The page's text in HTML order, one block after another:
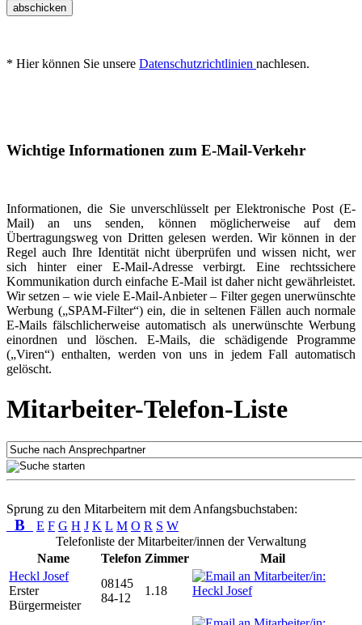
abschicken
* Hier können Sie unsere Datenschutzrichtlinien nachlesen.
Wichtige Informationen zum E-Mail-Verkehr
Informationen, die Sie unverschlüsselt per Elektronische Post (E-
Mail) an uns senden, können möglicherweise auf dem
Übertragungsweg von Dritten gelesen werden. Wir können in der
Regel auch Ihre Identität nicht überprüfen und wissen nicht, wer
sich hinter einer E-Mail-Adresse verbirgt. Eine rechtssichere
Kommunikation durch einfache E-Mail ist daher nicht gewährleistet.
Wir setzen – wie viele E-Mail-Anbieter – Filter gegen unerwünschte
Werbung („SPAM-Filter“) ein, die in seltenen Fällen auch normale
E-Mails fälschlicherweise automatisch als unerwünschte Werbung
einordnen und löschen. E-Mails, die schädigende Programme
(„Viren“) enthalten, werden von uns in jedem Fall automatisch
gelöscht.
Mitarbeiter-Telefon-Liste
Sprung zu den Mitarbeitern mit dem Anfangsbuchstaben:
B E F G H J K L M O R S W
Telefonliste der Mitarbeiter/innen der Verwaltung
Name
Telefon Zimmer
Mail
Heckl Josef
Erster
Bürgermeister
08145
84-12
1.18